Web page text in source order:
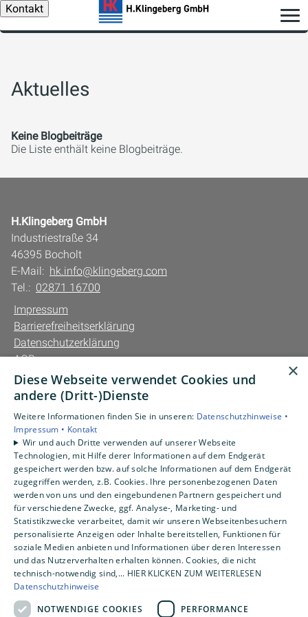
Kontakt
Aktuelles
Keine Blogbeiträge
Die Liste enthält keine Blogbeiträge.
H.Klingeberg GmbH
Industriestraße 34
46395 Bocholt
E-Mail: hk.info@klingeberg.com
Tel.: 02871 16700
Impressum
Barrierefreiheitserklärung
Datenschutzerklärung
AGB
Unsere Bereiche
Gewerbekunden
Karriere
Unternehmen
Kontakt
×
Diese Webseite verwendet Cookies und
andere (Dritt-)Dienste
Weitere Informationen finden Sie in unseren: Datenschutzhinweise •
Impressum • Kontakt
Wir und auch Dritte verwenden auf unserer Webseite
Technologien, mit Hilfe derer Informationen auf dem Endgerät
gespeichert werden bzw. auf solche Informationen auf dem Endgerät
zugegriffen werden, z.B. Cookies. Ihre personenbezogenen Daten
werden von uns und den eingebundenen Partnern gespeichert und
für verschiedene Zwecke, ggf. Analyse-, Marketing- und
Statistikzwecke verarbeitet, damit wir unseren Webseitenbesuchern
personalisierte Anzeigen oder Inhalte bereitstellen, Funktionen für
soziale Medien anbieten und Informationen über deren Interessen
und das Nutzerverhalten erhalten können. Cookies, die nicht
technisch-notwendig sind,... HIER KLICKEN ZUM WEITERLESEN
Datenschutzhinweise
NOTWENDIGE COOKIES
PERFORMANCE